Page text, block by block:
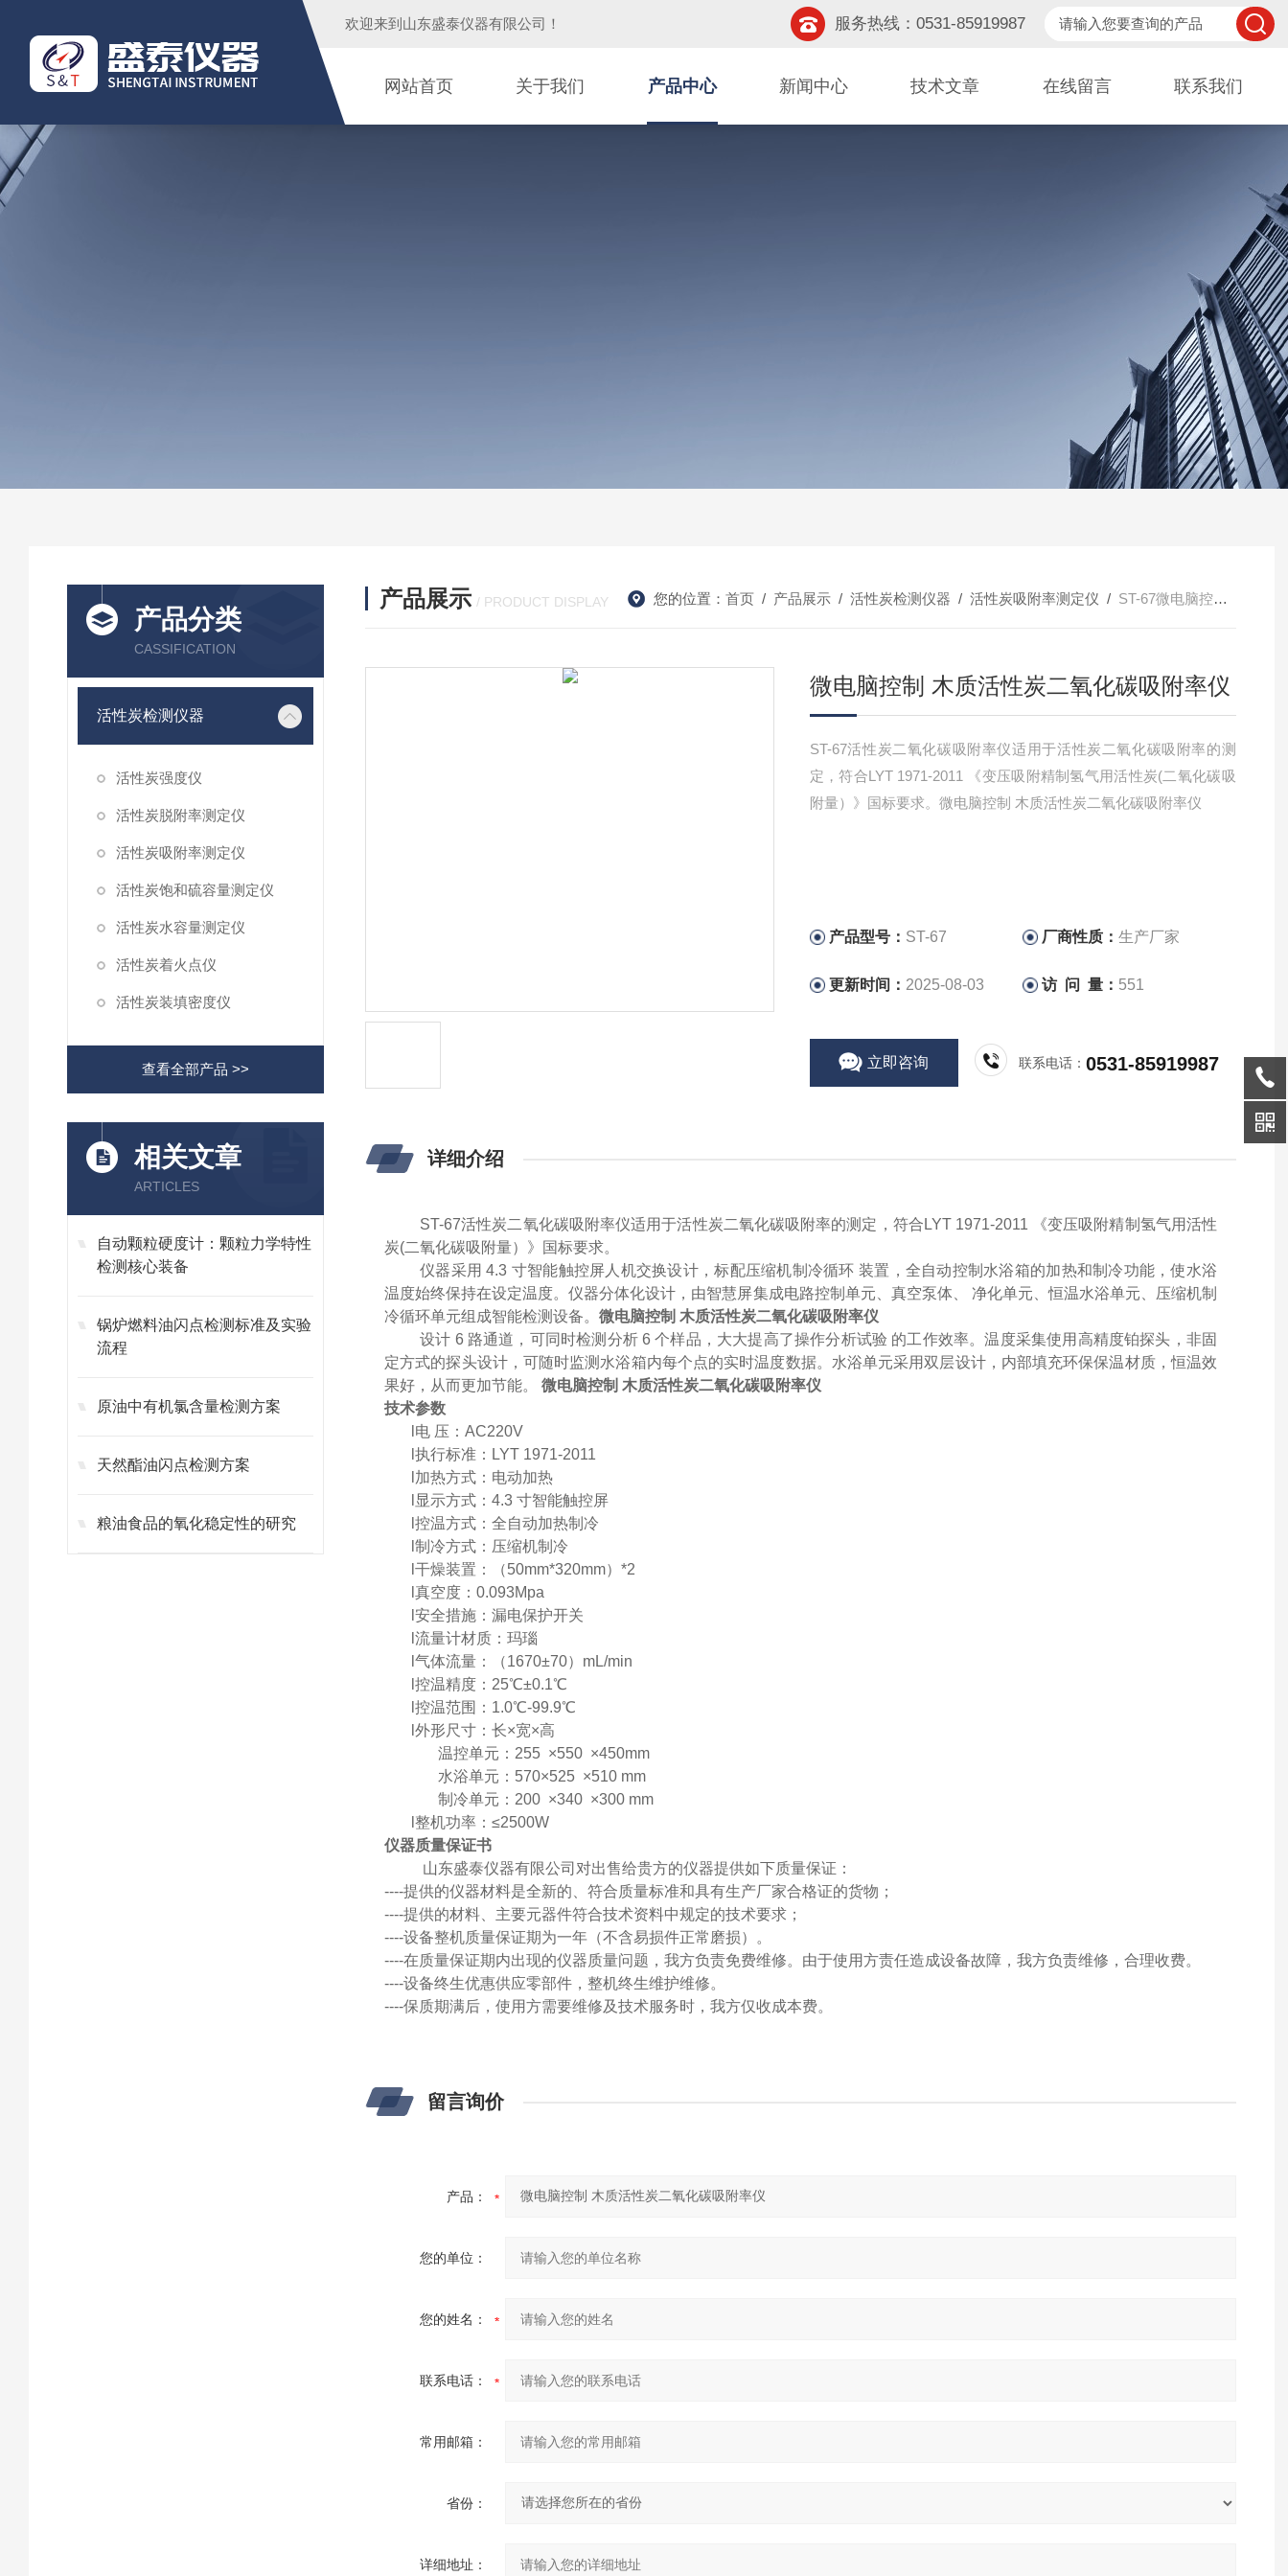
欢迎来到 山东盛泰仪器有限公司 ！ 服务热线：0531-85919987
网站首页 关于我们 产品中心 新闻中心 技术文章 在线留言 联系我们
产品分类
CASSIFICATION
活性炭检测仪器
活性炭强度仪
活性炭脱附率测定仪
活性炭吸附率测定仪
活性炭饱和硫容量测定仪
活性炭水容量测定仪
活性炭着火点仪
活性炭装填密度仪
查看全部产品 >>
相关文章
ARTICLES
自动颗粒硬度计：颗粒力学特性
检测核心装备
锅炉燃料油闪点检测标准及实验
流程
原油中有机氯含量检测方案
天然酯油闪点检测方案
粮油食品的氧化稳定性的研究
产品展示 / PRODUCT DISPLAY 您的位置： 首页/ 产品展示/ 活性炭检测仪器 / 活性炭吸附率测定仪 / ST-67微电脑控制 木质活性炭二氧化碳吸附率仪
微电脑控制 木质活性炭二氧化碳吸附率仪
ST-67活性炭二氧化碳吸附率仪适用于活性炭二氧化碳吸附率的测
定，符合LYT 1971-2011 《变压吸附精制氢气用活性炭(二氧化碳吸
附量）》国标要求。微电脑控制 木质活性炭二氧化碳吸附率仪
产品型号： ST-67 厂商性质：生产厂家
更新时间： 2025-08-03 访 问 量： 551
立即咨询 联系电话：0531-85919987
详细介绍
ST-67活性炭二氧化碳吸附率仪适用于活性炭二氧化碳吸附率的测定，符合LYT 1971-2011 《变压吸附精制氢气用活性
炭(二氧化碳吸附量）》国标要求。
仪器采用 4.3 寸智能触控屏人机交换设计，标配压缩机制冷循环 装置，全自动控制水浴箱的加热和制冷功能，使水浴
温度始终保持在设定温度。仪器分体化设计，由智慧屏集成电路控制单元、真空泵体、 净化单元、恒温水浴单元 、压缩机制
冷循环单元组成智能检测设备。微电脑控制 木质活性炭二氧化碳吸附率仪
设计 6 路通道，可同时检测分析 6 个样品，大大提高了操作分析试验 的工作效率。温度采集使用高精度铂探头，非固
定方式的探头设计，可随时监测水浴箱内每个点的实时温度数据。水浴单元采用双层设计，内部填充环保保温材质，恒温效
果好，从而更加节能。微电脑控制 木质活性炭二氧化碳吸附率仪
技术参数
电 压：AC220V
l执行标准： LYT 1971-2011
加热方式：电动加热
显示方式：4.3 寸智能触控屏
l控温方式：全自动加热制冷
l制冷方式：压缩机制冷
l干燥装置：（50mm*320mm）*2
l真空度：0.093Mpa
l安全措施：漏电保护开关
l流量计材质：玛瑙
l气体流量：（1670±70）mL/min
l控温精度： 25℃±0.1℃
l控温范围： 1.0℃-99.9℃
l外形尺寸：长×宽×高
温控单元： 255 ×550 ×450mm
水浴单元： 570×525 ×510 mm
制冷单元： 200 ×340 ×300 mm
l整机功率：≤2500W
仪器质量保证书
山东盛泰仪器有限公司对出售给贵方的仪器提供如下质量保证：
----提供的仪器材料是全新的、符合质量标准和具有生产厂家合格证的货物；
----提供的材料、主要元器件符合技术资料中规定的技术要求；
----设备整机质量保证期为一年（不含易损件正常磨损）。
----在质量保证期内出现的仪器质量问题，我方负责免费维修。由于使用方责任造成设备故障，我方负责维修，合理收费。
----设备终生优惠供应零部件，整机终生维护维修。
----保质期满后，使用方需要维修及技术服务时，我方仅收成本费。
留言询价
产品：
您的单位：
您的姓名：
联系电话：
常用邮箱：
省份：
详细地址：